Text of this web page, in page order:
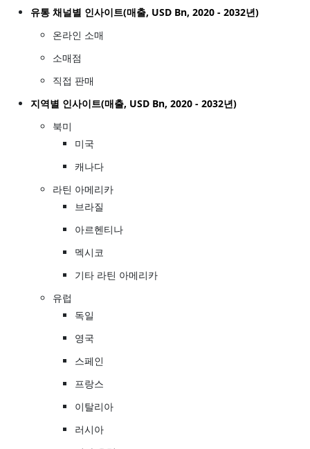
유통 채널별 인사이트(매출, USD Bn, 2020 - 2032년)
온라인 소매
소매점
직접 판매
지역별 인사이트(매출, USD Bn, 2020 - 2032년)
북미
미국
캐나다
라틴 아메리카
브라질
아르헨티나
멕시코
기타 라틴 아메리카
유럽
독일
영국
스페인
프랑스
이탈리아
러시아